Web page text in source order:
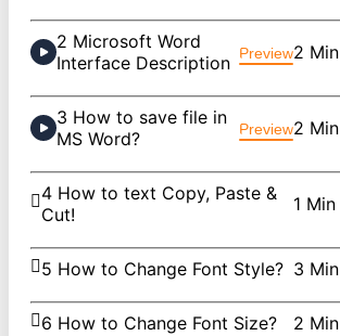
2 Microsoft Word
Interface Description Preview2 Min
3 How to save file in
MS Word?
Preview2 Min
4 How to text Copy, Paste &
Cut!
1 Min
5 How to Change Font Style? 3 Min
6 How to Change Font Size? 2 Min